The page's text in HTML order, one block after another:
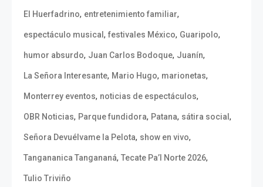
El Huerfadrino, entretenimiento familiar,
espectáculo musical , festivales México, Guaripolo,
humor absurdo, Juan Carlos Bodoque, Juanín,
La Señora Interesante, Mario Hugo, marionetas,
Monterrey eventos, noticias de espectáculos,
OBR Noticias, Parque fundidora, Patana, sátira social ,
Señora Devuélvame la Pelota, show en vivo,
Tangananica Tangananá, Tecate Pa’l Norte 2026,
Tulio Triviño